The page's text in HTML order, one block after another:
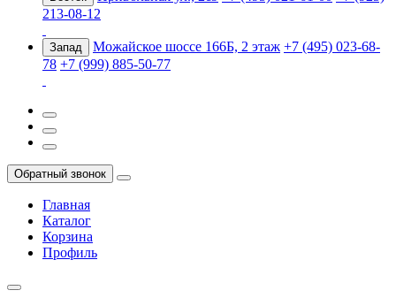
213-08-12
Запад Можайское шоссе 166Б, 2 этаж +7 (495) 023-68-
78 +7 (999) 885-50-77
Обратный звонок
Главная
Каталог
Корзина
Профиль